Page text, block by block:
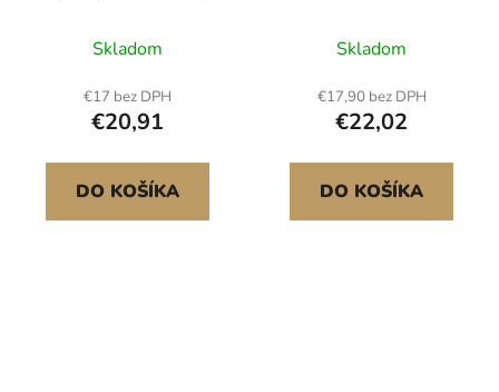
přepínač, 3polohový
(ZAP)-VYP-(ZAP)
přepínač polarity AC
250V/16A 125V/20A
pro domácí spotřebiče
pro automobily, lodě
Skladom
€17 bez DPH
€20,91
DO KOŠÍKA
lis s pistolovou rukojetí
a objemem 0,4 l,
obsahuje ohebnou
hadici 46 cm, 1
prodlužovací pevnou
trubku a 1 ostrou trysku
pro automobilový a
Skladom
€17,90 bez DPH
€22,02
DO KOŠÍKA